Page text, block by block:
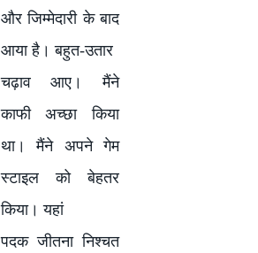
और जिम्मेदारी के बाद
आया है। बहुत-उतार
चढ़ाव आए। मैंने
काफी अच्छा किया
था। मैंने अपने गेम
स्टाइल को बेहतर
किया। यहां
पदक जीतना निश्चत